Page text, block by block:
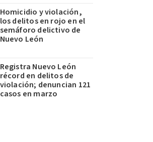
Homicidio y violación,
los delitos en rojo en el
semáforo delictivo de
Nuevo León
Registra Nuevo León
récord en delitos de
violación; denuncian 121
casos en marzo